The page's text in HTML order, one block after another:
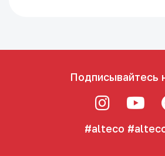
Подписывайтесь
#alteco